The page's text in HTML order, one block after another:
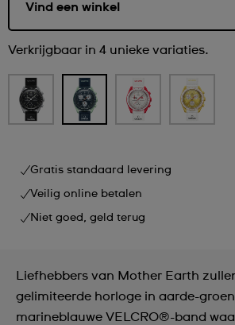
Vind een winkel
Verkrijgbaar in 4 unieke variaties.
Gratis standaard levering
Veilig online betalen
Niet goed, geld terug
Liefhebbers van Mother Earth
gelimiteerde horloge in aarde-
marineblauwe VELCRO®-band